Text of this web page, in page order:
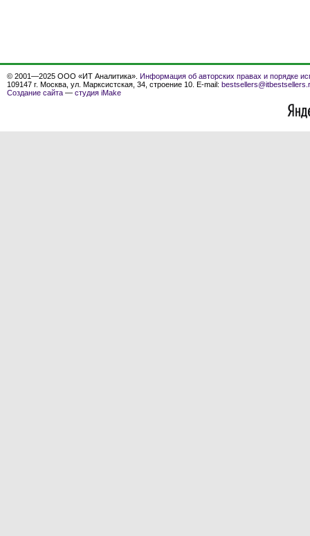
© 2001—2025 ООО «ИТ Аналитика». Информация об авторских правах и порядке
109147 г. Москва, ул. Марксистская, 34, строение 10. E-mail:
Создание сайта — студия iMake